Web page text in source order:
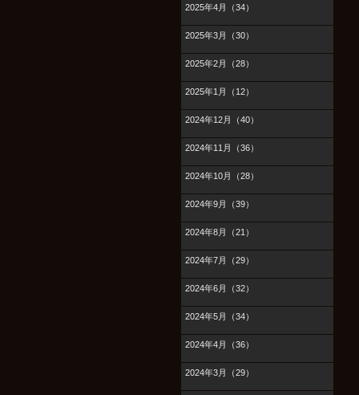
2025年4月（34）
2025年3月（30）
2025年2月（28）
2025年1月（12）
2024年12月（40）
2024年11月（36）
2024年10月（28）
2024年9月（39）
2024年8月（21）
2024年7月（29）
2024年6月（32）
2024年5月（34）
2024年4月（36）
2024年3月（29）